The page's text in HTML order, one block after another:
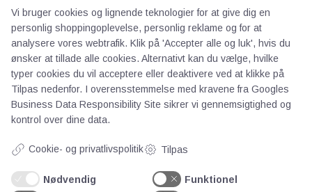
Om os
Priser
Kontakt
Persondata
Videncentre
Teknologisk Institut
Videncentre
Vi bruger cookies og lignende teknologier for at give dig en
personlig shoppingoplevelse, personlig reklame og for at
analysere vores webtrafik. Klik på 'Accepter alle og luk', hvis du
ønsker at tillade alle cookies. Alternativt kan du vælge, hvilke
typer cookies du vil acceptere eller deaktivere ved at klikke på
Tilpas nedenfor. I overensstemmelse med kravene fra Googles
Business Data Responsibility Site sikrer vi gennemsigtighed og
kontrol over dine data.
Cookie- og privatlivspolitik Tilpas
Nødvendig
Funktionel